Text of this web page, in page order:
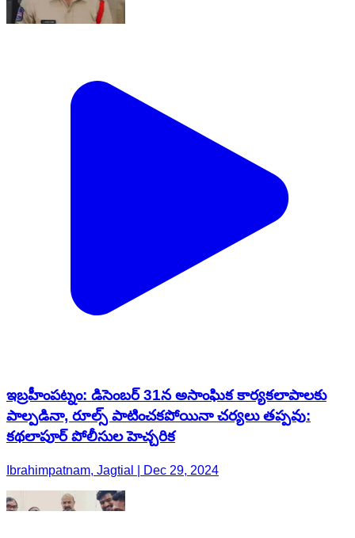
ఇబ్రహీంపట్నం: డిసెంబర్ 31న అసాంఘిక కార్యకలాపాలకు
పాల్పడినా, రూల్స్‌ పాటించకపోయినా చర్యలు తప్పవు:
కథలాపూర్ పోలీసుల హెచ్చరిక
Ibrahimpatnam, Jagtial | Dec 29, 2024